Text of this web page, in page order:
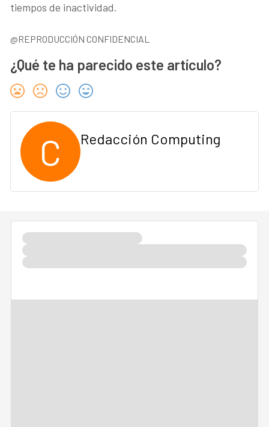
tiempos de inactividad.
@REPRODUCCIÓN CONFIDENCIAL
¿Qué te ha parecido este artículo?
C Redacción Computing